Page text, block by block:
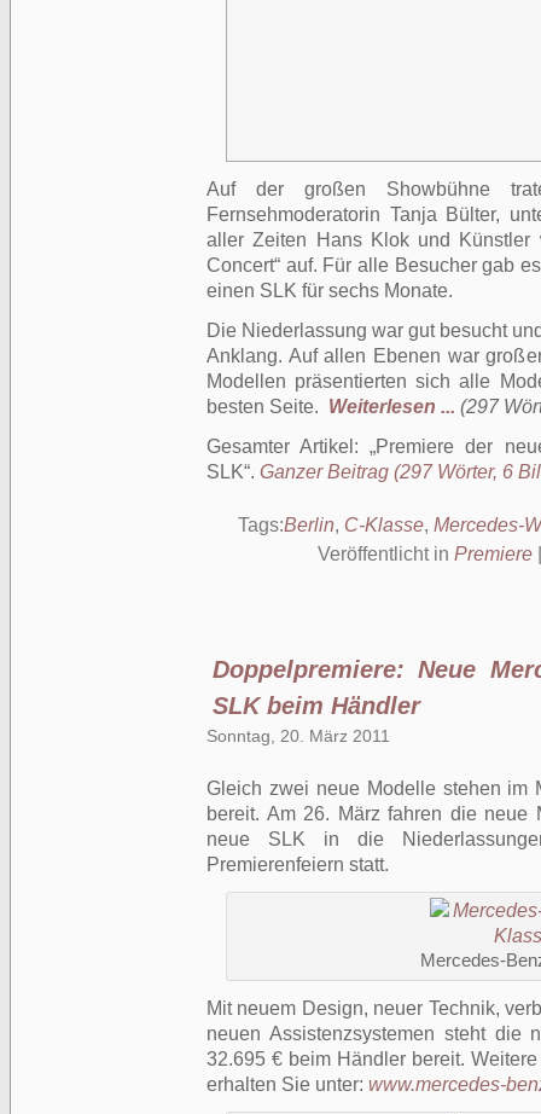
Auf der großen Showbühne
Fernsehmoderatorin Tanja Bülter,
aller Zeiten Hans Klok und
Concert“ auf. Für alle Besucher gab
einen SLK für sechs Monate.
Die Niederlassung war gut besucht
Anklang. Auf allen Ebenen war
Modellen präsentierten sich alle
besten Seite. Weiterlesen ... (297
Gesamter Artikel: Premiere der
SLK . Ganzer Beitrag (297 Wörter, 6
Tags:Berlin, C-Klasse, Mercedes-
Veröffentlicht in Premiere
Doppelpremiere: Neue
SLK beim Händler
Sonntag, 20. März 2011
Gleich zwei neue Modelle stehen im
bereit. Am 26. März fahren die neue
neue SLK in die
Premierenfeiern statt.
Mercedes-
Mit neuem Design, neuer Technik,
neuen Assistenzsystemen steht die
32.695 € beim Händler bereit.
erhalten Sie unter: www.mercedes-